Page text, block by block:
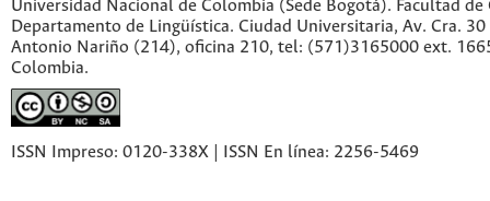
Universidad Nacional de Colombia (Sede Bogotá). Facultad de
Departamento de Lingüística. Ciudad Universitaria, Av. Cra.
Antonio Nariño (214), oficina 210, tel: (571)3165000 ext.
Colombia.
ISSN Impreso: 0120-338X | ISSN En línea: 2256-5469